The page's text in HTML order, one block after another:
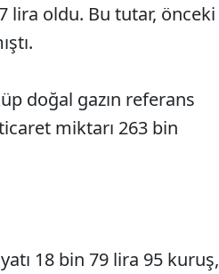
lira oldu. Bu tutar, önceki
doğal gazın referans
miktarı 263 bin
18 bin 79 lira 95 kuruş,